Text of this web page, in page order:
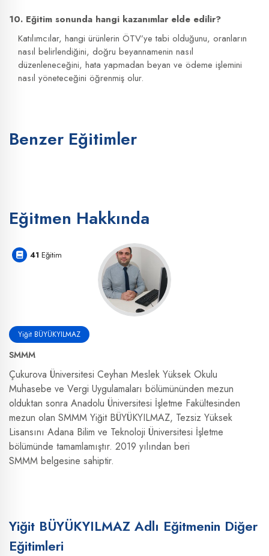
10. Eğitim sonunda hangi kazanımlar elde edilir?
Katılımcılar, hangi ürünlerin ÖTV’ye tabi olduğunu, oranların
nasıl belirlendiğini, doğru beyannamenin nasıl
düzenleneceğini, hata yapmadan beyan ve ödeme işlemini
nasıl yöneteceğini öğrenmiş olur.
Benzer Eğitimler
Eğitmen Hakkında
Yiğit BÜYÜKYILMAZ
SMMM
Çukurova Üniversitesi Ceyhan Meslek Yüksek Okulu
Muhasebe ve Vergi Uygulamaları bölümününden mezun
olduktan sonra Anadolu Üniversitesi İşletme Fakültesinden
mezun olan SMMM Yiğit BÜYÜKYILMAZ, Tezsiz Yüksek
Lisansını Adana Bilim ve Teknoloji Üniversitesi İşletme
bölümünde tamamlamıştır. 2019 yılından beri
SMMM belgesine sahiptir.
41 Eğitim
Yiğit BÜYÜKYILMAZ Adlı Eğitmenin Diğer
Eğitimleri